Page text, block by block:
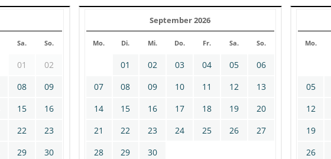
Sa. So.
01
02
08
09
15
16
22
23
29
30
September 2026
Mo. Di. Mi. Do. Fr. Sa. So.
01 02 03 04 05
06
07
08 09 10 11 12
13
14
15 16 17 18 19
20
21
22 23 24 25 26
27
28
29 30
Mo.
05
12
19
26